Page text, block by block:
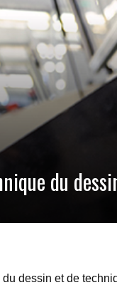
du
dessin et de